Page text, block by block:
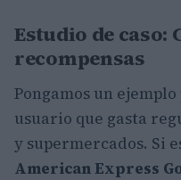
Estudio de
recompensas
Pongamos un
usuario que gasta
y supermercados. Si
American Express